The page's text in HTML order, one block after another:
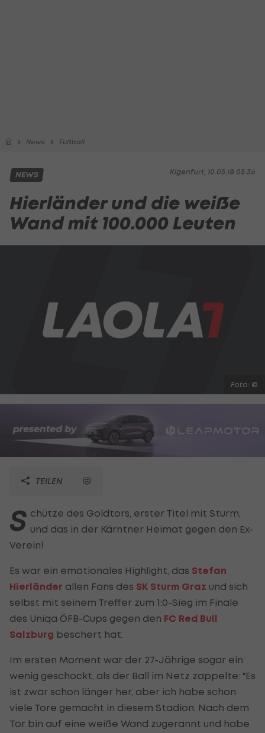
News Fußball
Klgenfurt, 10.05.18 05:36
NEWS
Hierländer und die weiße
Wand mit 100.000 Leuten
Foto: ©
TEILEN
S chütze des Goldtors, erster Titel mit Sturm,
und das in der Kärntner Heimat gegen den Ex-
Verein!
Es war ein emotionales Highlight, das Stefan
Hierländer allen Fans des SK Sturm Graz und sich
selbst mit seinem Treffer zum 1:0-Sieg im Finale
des Uniqa ÖFB-Cups gegen den FC Red Bull
Salzburg beschert hat.
Im ersten Moment war der 27-Jährige sogar ein
wenig geschockt, als der Ball im Netz zappelte: "Es
ist zwar schon länger her, aber ich habe schon
viele Tore gemacht in diesem Stadion. Nach dem
Tor bin auf eine weiße Wand zugerannt und habe